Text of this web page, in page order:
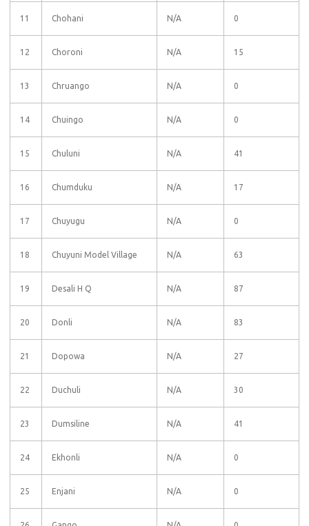
11 Chohani N/A 0
12 Choroni N/A 15
13 Chruango N/A 0
14 Chuingo N/A 0
15 Chuluni N/A 41
16 Chumduku N/A 17
17 Chuyugu N/A 0
18 Chuyuni Model Village N/A 63
19 Desali H Q N/A 87
20 Donli N/A 83
21 Dopowa N/A 27
22 Duchuli N/A 30
23 Dumsiline N/A 41
24 Ekhonli N/A 0
25 Enjani N/A 0